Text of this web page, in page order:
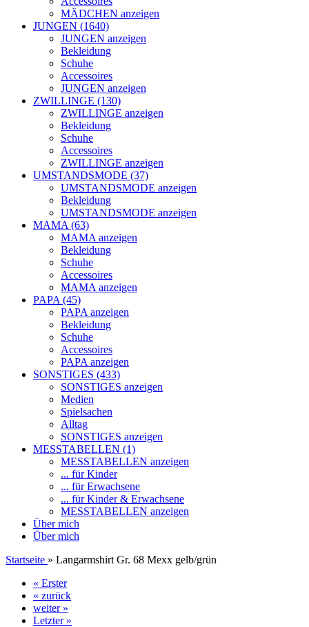
MÄDCHEN anzeigen
JUNGEN (1640)
JUNGEN anzeigen
Bekleidung
Schuhe
Accessoires
JUNGEN anzeigen
ZWILLINGE (130)
ZWILLINGE anzeigen
Bekleidung
Schuhe
Accessoires
ZWILLINGE anzeigen
UMSTANDSMODE (37)
UMSTANDSMODE anzeigen
Bekleidung
UMSTANDSMODE anzeigen
MAMA (63)
MAMA anzeigen
Bekleidung
Schuhe
Accessoires
MAMA anzeigen
PAPA (45)
PAPA anzeigen
Bekleidung
Schuhe
Accessoires
PAPA anzeigen
SONSTIGES (433)
SONSTIGES anzeigen
Medien
Spielsachen
Alltag
SONSTIGES anzeigen
MESSTABELLEN (1)
MESSTABELLEN anzeigen
... für Kinder
... für Erwachsene
... für Kinder & Erwachsene
MESSTABELLEN anzeigen
Über mich
Über mich
Startseite » Langarmshirt Gr. 68 Mexx gelb/grün
« Erster
« zurück
weiter »
Letzter »